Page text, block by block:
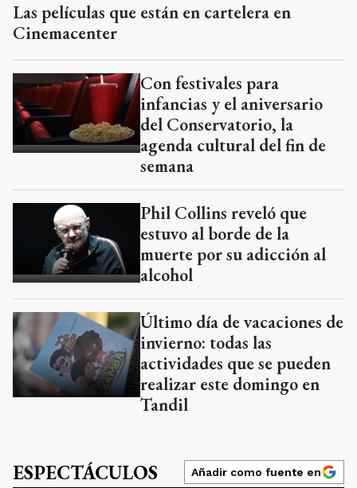
Las películas que están en cartelera en
Cinemacenter
Con festivales para
infancias y el aniversario
del Conservatorio, la
agenda cultural del fin de
semana
Phil Collins reveló que
estuvo al borde de la
muerte por su adicción al
alcohol
Último día de vacaciones de
invierno: todas las
actividades que se pueden
realizar este domingo en
Tandil
ESPECTÁCULOS Añadir como fuente en